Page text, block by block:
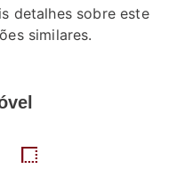
detalhes sobre este
similares.
border_style